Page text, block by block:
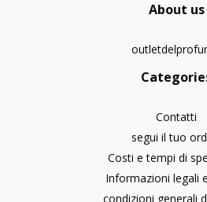
About us
Contatti
segui il tuo
Costi e tempi di
Informazioni legali
condizioni generali